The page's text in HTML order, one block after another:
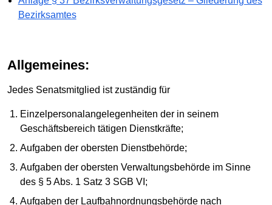
Bezirksamtes
Allgemeines:
Jedes Senatsmitglied ist zuständig für
Einzelpersonalangelegenheiten der in seinem
Geschäftsbereich tätigen Dienstkräfte;
Aufgaben der obersten Dienstbehörde;
Aufgaben der obersten Verwaltungsbehörde im Sinne
des § 5 Abs. 1 Satz 3 SGB VI;
Aufgaben der Laufbahnordnungsbehörde nach